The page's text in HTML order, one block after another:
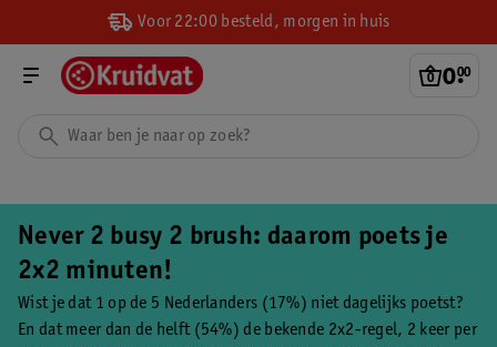
Voor 22:00 besteld, morgen in huis
0.
00
Never 2 busy 2 brush: daarom poets je
2x2 minuten!
Wist je dat 1 op de 5 Nederlanders (17%) niet dagelijks poetst?
En dat meer dan de helft (54%) de bekende 2x2-regel, 2 keer per